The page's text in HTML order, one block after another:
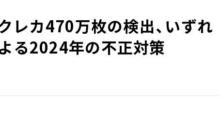
カ470万枚の検出、いずれ
2024年の不正対策